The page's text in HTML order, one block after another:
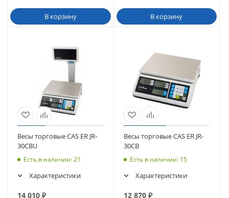
В корзину В корзину
Весы торговые CAS ER JR-
30CBU
Есть в наличии: 21
Характеристики
14 010 ₽
Весы торговые CAS ER JR-
30СВ
Есть в наличии: 15
Характеристики
12 870₽